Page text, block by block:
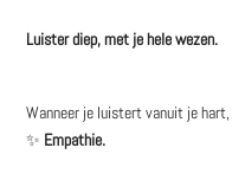
Luister diep, met je hele wezen.
Wanneer je luistert vanuit je
✨ Empathie.